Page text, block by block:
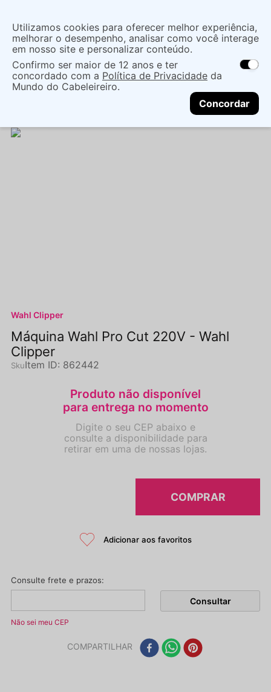
localização
As ofertas e opções de entrega variam de
acordo com a região.Não sei meu CEP
CONTINUAR
O que você procura?
Eletro
Eletro Cabelo
MÁQUINA
WAHL PRO CUT 220V - WAHL CLIPPER
Wahl Clipper
Máquina Wahl Pro Cut 220V - Wahl
Clipper
Item ID: 862442
COMPRAR
Não sei meu CEP
COMPARTILHAR
Utilizamos cookies para oferecer melhor experiência,
melhorar o desempenho, analisar como você interage
em nosso site e personalizar conteúdo.
Confirmo ser maior de 12 anos e ter
concordado com a Política de Privacidade da
Mundo do Cabeleireiro.
Concordar